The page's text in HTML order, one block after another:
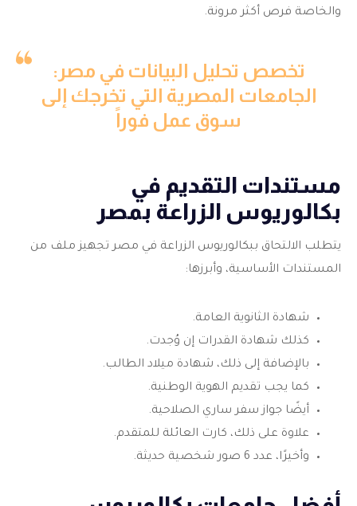
والخاصة فرص أكثر مرونة.
تخصص تحليل البيانات في مصر:
الجامعات المصرية التي تخرجك إلى
سوق عمل فوراً
مستندات التقديم في
بكالوريوس الزراعة بمصر
يتطلب الالتحاق ببكالوريوس الزراعة في مصر تجهيز ملف من
المستندات الأساسية، وأبرزها:
شهادة الثانوية العامة.
كذلك شهادة القدرات إن وُجدت.
بالإضافة إلى ذلك، شهادة ميلاد الطالب.
كما يجب تقديم الهوية الوطنية.
أيضًا جواز سفر ساري الصلاحية.
علاوة على ذلك، كارت العائلة للمتقدم.
وأخيرًا، عدد 6 صور شخصية حديثة.